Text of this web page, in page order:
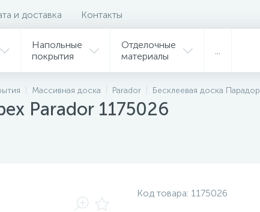
и доставка Контакты
Напольные
покрытия
Отделочные
материалы
Массивная доска Parador Бесклеевая доска Парадор
Parador 1175026
Код товара: 1175026